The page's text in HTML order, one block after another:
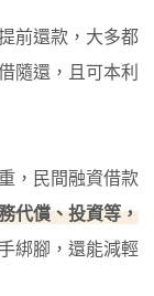
前還款，大多都
隨還，且可本利
，民間融資借款
代償、投資等，
綁腳，還能減輕